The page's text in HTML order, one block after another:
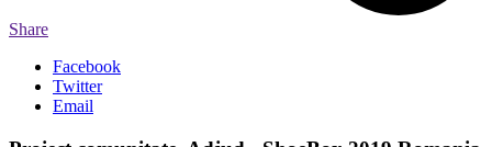
Share
Facebook
Twitter
Email